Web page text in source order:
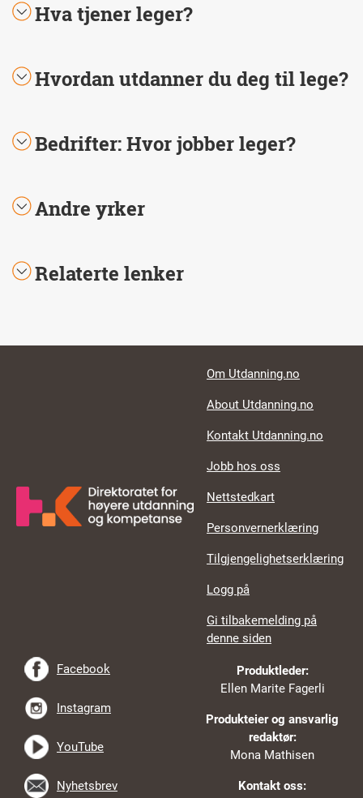
Hva tjener leger?
Hvordan utdanner du deg til lege?
Bedrifter: Hvor jobber leger?
Andre yrker
Relaterte lenker
Footer links
Om Utdanning.no
About Utdanning.no
Kontakt Utdanning.no
Jobb hos oss
Nettstedkart
Personvernerklæring
Tilgjengelighetserklæring
Logg på
Gi tilbakemelding på
denne siden
Produktleder:
Ellen Marite Fagerli
Produkteier og ansvarlig
redaktør:
Mona Mathisen
Kontakt oss:
Facebook
Instagram
YouTube
Nyhetsbrev